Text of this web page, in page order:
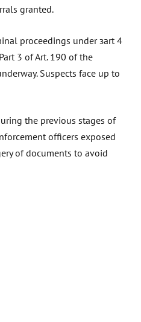
granted.
proceedings under зart 4
3 of Art. 190 of the
Suspects face up to
the previous stages of
officers exposed
of documents to avoid